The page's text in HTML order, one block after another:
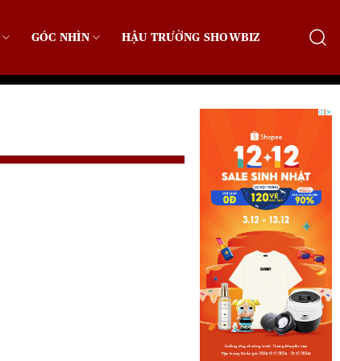
GÓC NHÌN HẬU TRƯỜNG SHOWBIZ